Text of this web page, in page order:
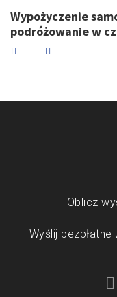
Wypożyczenie
podróżowanie w
Oblicz
Wyślij